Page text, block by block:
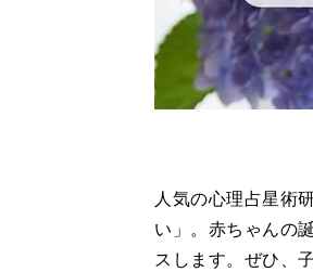
人気の心理占星術
い」。赤ちゃんの
スします。ぜひ、